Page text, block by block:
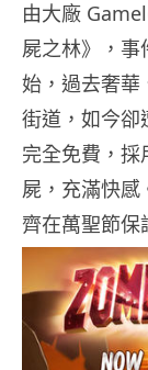
由大廠
屍之林》，事
始，過去奢華
街道，如今卻
完全免費，採
屍，充滿快
齊在萬聖節保